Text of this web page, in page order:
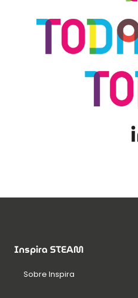
Inspira STEAM
Sobre Inspira